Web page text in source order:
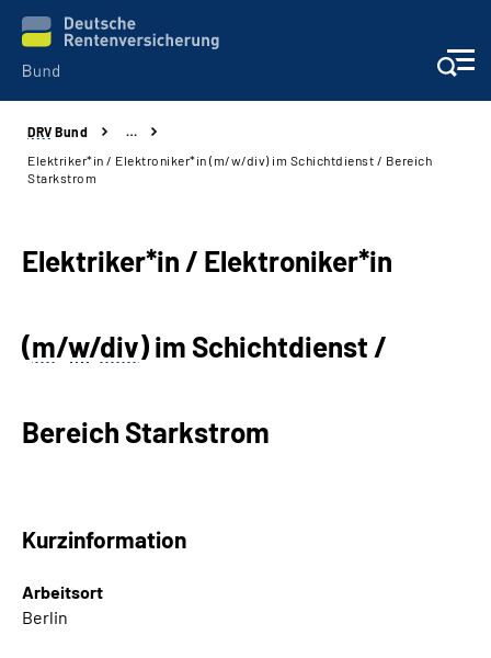
Beratung & Kontakt
Presse
Online-Services
Suche
DRV Bund
…
Elektriker*in / Elektroniker*in (m/w/div) im Schichtdienst / Bereich
Starkstrom
Elektriker*in / Elektroniker*in
(m/w/div) im Schichtdienst /
Bereich Starkstrom
Kurzinformation
Arbeitsort
Berlin